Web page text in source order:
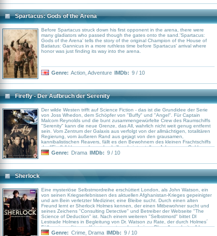
Spartacus: Gods of the Arena
Before Spartacus struck down his first opponent in the arena, there were
many gladiators who passed though the gates onto the sand.'Spartacus:
Gods of the Arena' tells the story of the original Champion of the House of
Batiatus: Gannicus in a more ruthless time before Spartacus' arrival where
honor was just finding its way into the arena.
Genre: Action Adventure IMDb: 9 / 10
Firefly - Der Aufbruch der Serenity
Der wilde Westen trifft auf Science Fiction - das ist die Grundidee der Serie
von Joss Whedon, dem Schöpfer von "Buffy" und "Angel". Für Captain
Malcom Reynolds und die bunt zusammengewürfelte Crew des Raumschiffs
"Serenity" kann die neue Grenze, das All, wahrlich nicht weit genug entfernt
sein. Vom Zentrum der Galaxis aus verfolgt von der allmächtigen, totalitären
Regierung, vom äußeren Rand aus gejagt von den grausamen,
kannibalistischen Reavers, fällt es den Bewohnern des kleinen Frachtschiffs
der "Firefly"-klasse schwer, durch illegale interstellare Jobs genug Geld
zusammenzukratzen, um ihre Mägen und den Tank des Schiffes zu füllen.
Genre: Drama IMDb: 9 / 10
Sherlock
Eine mysteriöse Selbstmordreihe erschüttert London, als John Watson, ein
von seinen Kriegserlebnissen des aktuellen Afghanistan-Krieges gepeinigter
und am Bein verletzter Mediziner, eine Bleibe sucht. Durch einen alten
Freund lernt er Sherlock Holmes kennen, der einen Mitbewohner sucht und
seines Zeichens "Consulting Detective" und Betreiber der Webseite "The
Science of Deduction" ist. Nach einem weiteren "Selbstmord" bittet DI
Lestrade Holmes in Begleitung von Dr. Watson zu Rate, der durch Holmes´
Fälle seine erlittenen Kriestraumata anhand eines Blogs "verarbeiten" kann.
Genre: Crime Drama IMDb: 9 / 10